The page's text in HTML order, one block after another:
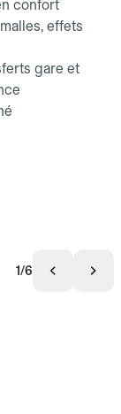
confort
effets
gare et
1/6